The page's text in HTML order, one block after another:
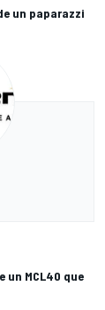
un paparazzi
un MCL40 que